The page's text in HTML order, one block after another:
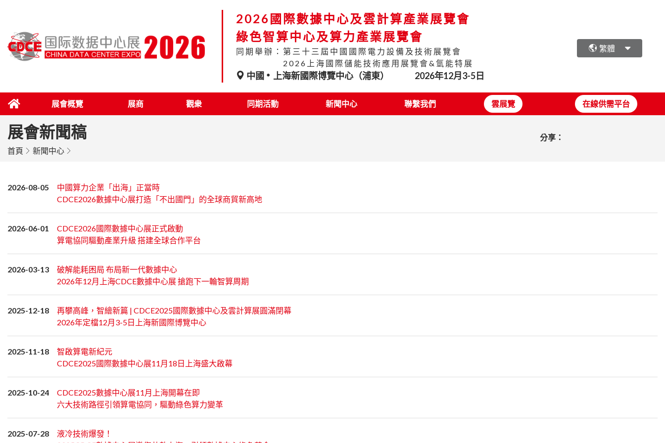
2026國際數據中心及雲計算產業展覽會
綠色智算中心及算力產業展覽會
同期舉辦：第三十三屆中國國際電力設備及技術展覽會
2026上海國際儲能技術應用展覽會&氫能特展
中國 上海新國際博覽中心（浦東） 2026年12月3-5日
繁體
展會概覽 展商 觀衆 同期活動 新聞中心 聯繫我們 雲展覽 在線供需平台
展會新聞稿
首頁 新聞中心
分享：
2026-08-05
中國算力企業「出海」正當時
CDCE2026數據中心展打造「不出國門」的全球商貿新高地
2026-06-01
CDCE2026國際數據中心展正式啟動
算電協同驅動產業升級 搭建全球合作平台
2026-03-13
破解能耗困局 布局新一代數據中心
2026年12月上海CDCE數據中心展 搶跑下一輪智算周期
2025-12-18
再攀高峰，智繪新篇 | CDCE2025國際數據中心及雲計算展圓滿閉幕
2026年定檔12月3-5日上海新國際博覽中心
2025-11-18
智啟算電新紀元
CDCE2025國際數據中心展11月18日上海盛大啟幕
2025-10-24
CDCE2025數據中心展11月上海開幕在即
六大技術路徑引領算電協同，驅動綠色算力變革
2025-07-28
液冷技術爆發！